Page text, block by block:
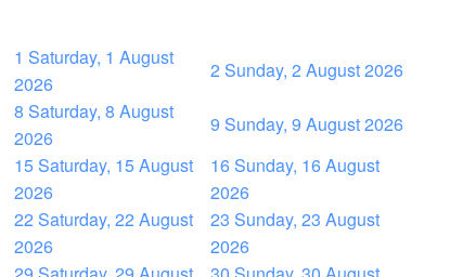
1 Saturday, 1 August
2026
2 Sunday, 2 August 2026
8 Saturday, 8 August
2026
9 Sunday, 9 August 2026
15Saturday, 15 August
2026
16Sunday, 16 August
2026
22 Saturday, 22 August
2026
23 Sunday, 23 August
2026